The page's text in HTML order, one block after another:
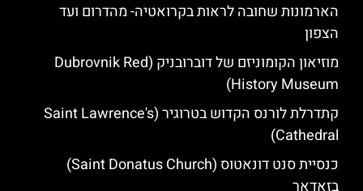
הארמונות שחובה לראות בקרואטיה- מהדרום ועד
הצפון
מוזיאון הקומוניזם של דוברובניק (Dubrovnik Red
History Museum)
קתדרלת לורנס הקדוש בטרוגיר (Saint Lawrence's
Cathedral)
כנסיית סנט דונאטוס (Saint Donatus Church)